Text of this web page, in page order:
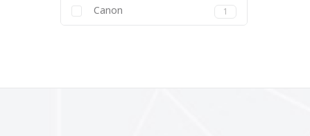
Canon 1